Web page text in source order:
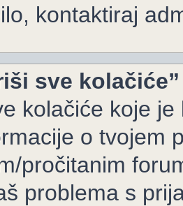
kontaktiraj
sve
kolačiće koje
o tvojem
pročitanim
problema s